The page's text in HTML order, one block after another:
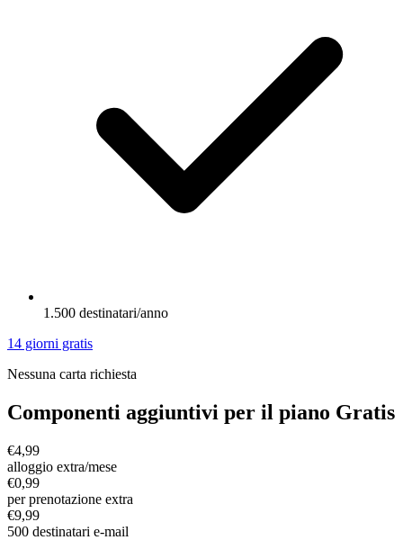
1.500 destinatari/anno
14 giorni gratis
Nessuna carta richiesta
Componenti aggiuntivi per il piano Gratis
€4,99
alloggio extra/mese
€0,99
per prenotazione extra
€9,99
500 destinatari e-mail